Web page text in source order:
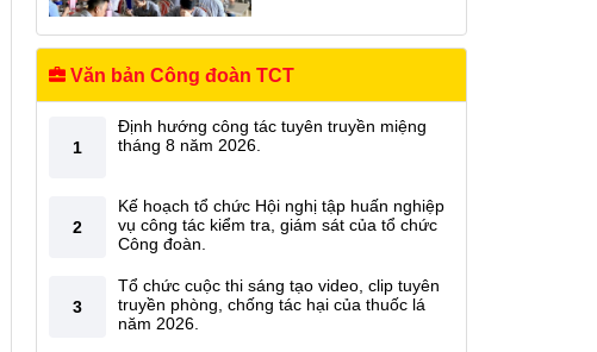
Văn bản Công đoàn TCT
1
Định hướng công tác tuyên truyền miệng
tháng 8 năm 2026.
2
Kế hoạch tổ chức Hội nghị tập huấn nghiệp
vụ công tác kiểm tra, giám sát của tổ chức
Công đoàn.
3
Tổ chức cuộc thi sáng tạo video, clip tuyên
truyền phòng, chống tác hại của thuốc lá
năm 2026.